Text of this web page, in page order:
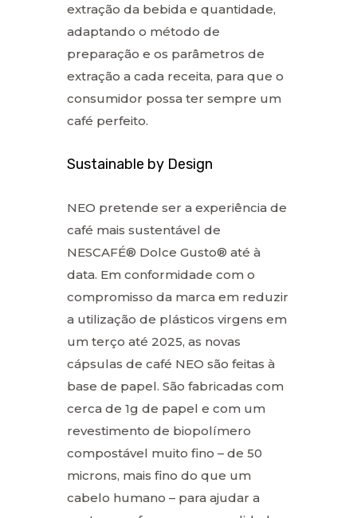
extração da bebida e quantidade,
adaptando o método de
preparação e os parâmetros de
extração a cada receita, para que o
consumidor possa ter sempre um
café perfeito.
Sustainable by Design
NEO pretende ser a experiência de
café mais sustentável de
NESCAFÉ® Dolce Gusto® até à
data. Em conformidade com o
compromisso da marca em reduzir
a utilização de plásticos virgens em
um terço até 2025, as novas
cápsulas de café NEO são feitas à
base de papel. São fabricadas com
cerca de 1g de papel e com um
revestimento de biopolímero
compostável muito fino – de 50
microns, mais fino do que um
cabelo humano – para ajudar a